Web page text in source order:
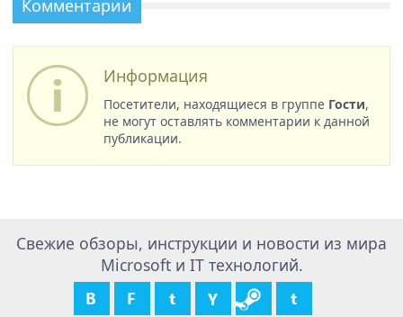
Комментарии
Информация
Посетители, находящиеся в группе Гости,
не могут оставлять комментарии к данной
публикации.
Свежие обзоры, инструкции и новости из мира
Microsoft и IT технологий.